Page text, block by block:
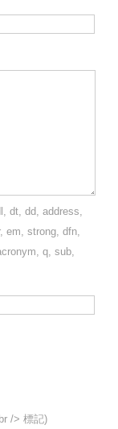
dt, dd, address,
em, strong, dfn,
q, sub,
/> 標記)